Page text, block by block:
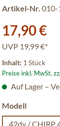
Artikel-Nr. 010-
Verkaufspreis:
17,90 €
UVP 19,99 €*
Inhalt: 1 Stück
Preise inkl. MwSt.
Auf Lager –
Modellauswählen
42dv / CHIRP